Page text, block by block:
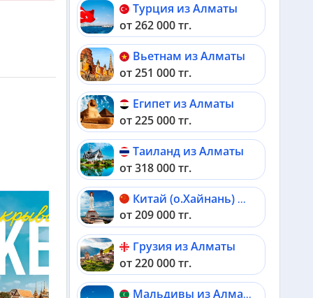
Турция из Алматы
от 262 000 тг.
Вьетнам из Алматы
от 251 000 тг.
Египет из Алматы
от 225 000 тг.
Таиланд из Алматы
от 318 000 тг.
Китай (о.Хайнань) из Алматы
от 209 000 тг.
Грузия из Алматы
от 220 000 тг.
Мальдивы из Алматы